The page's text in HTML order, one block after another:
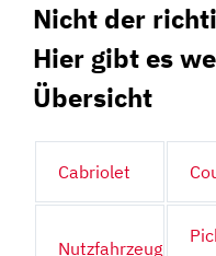
Nicht der
Hier gibt es
Übersicht
Cabriolet
Nutzfahrzeug